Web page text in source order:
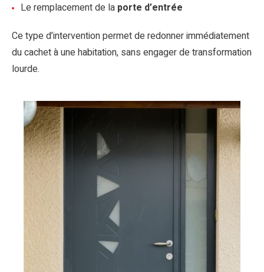
Le remplacement de la porte d’entrée
Ce type d’intervention permet de redonner immédiatement
du cachet à une habitation, sans engager de transformation
lourde.